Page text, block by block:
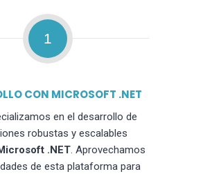
1
CON MICROSOFT .NET
en el desarrollo de
robustas y escalables
.NET. Aprovechamos
de esta plataforma para